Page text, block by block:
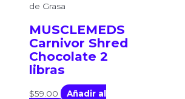
de Grasa
MUSCLEMEDS
Carnivor Shred
Chocolate 2
libras
$59.00
Añadir al